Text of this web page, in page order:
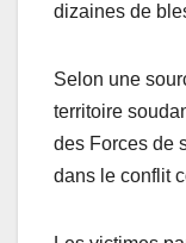
dizaines de
Selon une
territoire
des Forces de
dans le conflit